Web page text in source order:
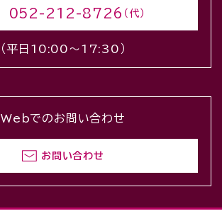
052-212-8726 （代）
（平日10:00〜17:30）
Webでのお問い合わせ
お問い合わせ